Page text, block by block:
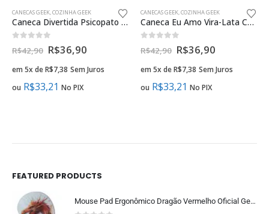
CANECAS GEEK,COZINHA GEEK
Caneca Divertida Psicopato Branco 325ml – Oficial Geek Vip
fora de 5
R$42,90 R$36,90
em 5x deR$7,38 Sem Juros
ou R$33,21 No PIX
CANECAS GEEK,COZINHA GEEK
Caneca Eu Amo Vira-Lata Caramelo 325ml – Oficial Geek Vip
fora de 5
R$42,90 R$36,90
em 5x deR$7,38 Sem Juros
ou R$33,21 No PIX
FEATURED PRODUCTS
Mouse Pad Ergonômico Dragão Vermelho Oficial Geek Vip